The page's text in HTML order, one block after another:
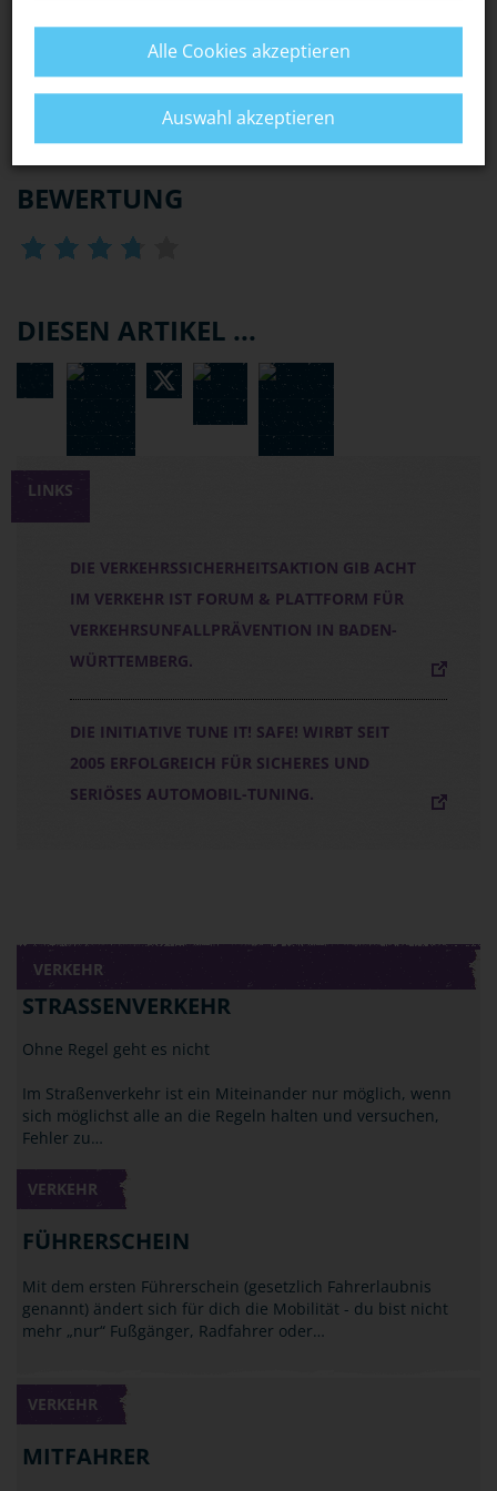
verlängern.
WAS PASSIERT, WENN ICH MIT EINER "FRISIERTEN"
BEWERTUNG
DIESEN ARTIKEL ...
LINKS
DIE VERKEHRSSICHERHEITSAKTION GIB ACHT
IM VERKEHR IST FORUM & PLATTFORM FÜR
VERKEHRSUNFALLPRÄVENTION IN BADEN-
WÜRTTEMBERG.
DIE INITIATIVE TUNE IT! SAFE! WIRBT SEIT
2005 ERFOLGREICH FÜR SICHERES UND
SERIÖSES AUTOMOBIL-TUNING.
VERKEHR
STRASSENVERKEHR
Ohne Regel geht es nicht
Im Straßenverkehr ist ein Miteinander nur möglich, wenn
sich möglichst alle an die Regeln halten und versuchen,
Fehler zu…
VERKEHR
FÜHRERSCHEIN
Mit dem ersten Führerschein (gesetzlich Fahrerlaubnis
genannt) ändert sich für dich die Mobilität - du bist nicht
mehr „nur“ Fußgänger, Radfahrer oder…
VERKEHR
MITFAHRER
Alle Cookies akzeptieren
Auswahl akzeptieren